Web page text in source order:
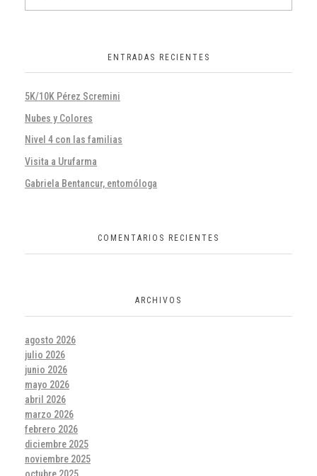
ENTRADAS RECIENTES
5K/10K Pérez Scremini
Nubes y Colores
Nivel 4 con las familias
Visita a Urufarma
Gabriela Bentancur, entomóloga
COMENTARIOS RECIENTES
ARCHIVOS
agosto 2026
julio 2026
junio 2026
mayo 2026
abril 2026
marzo 2026
febrero 2026
diciembre 2025
noviembre 2025
octubre 2025